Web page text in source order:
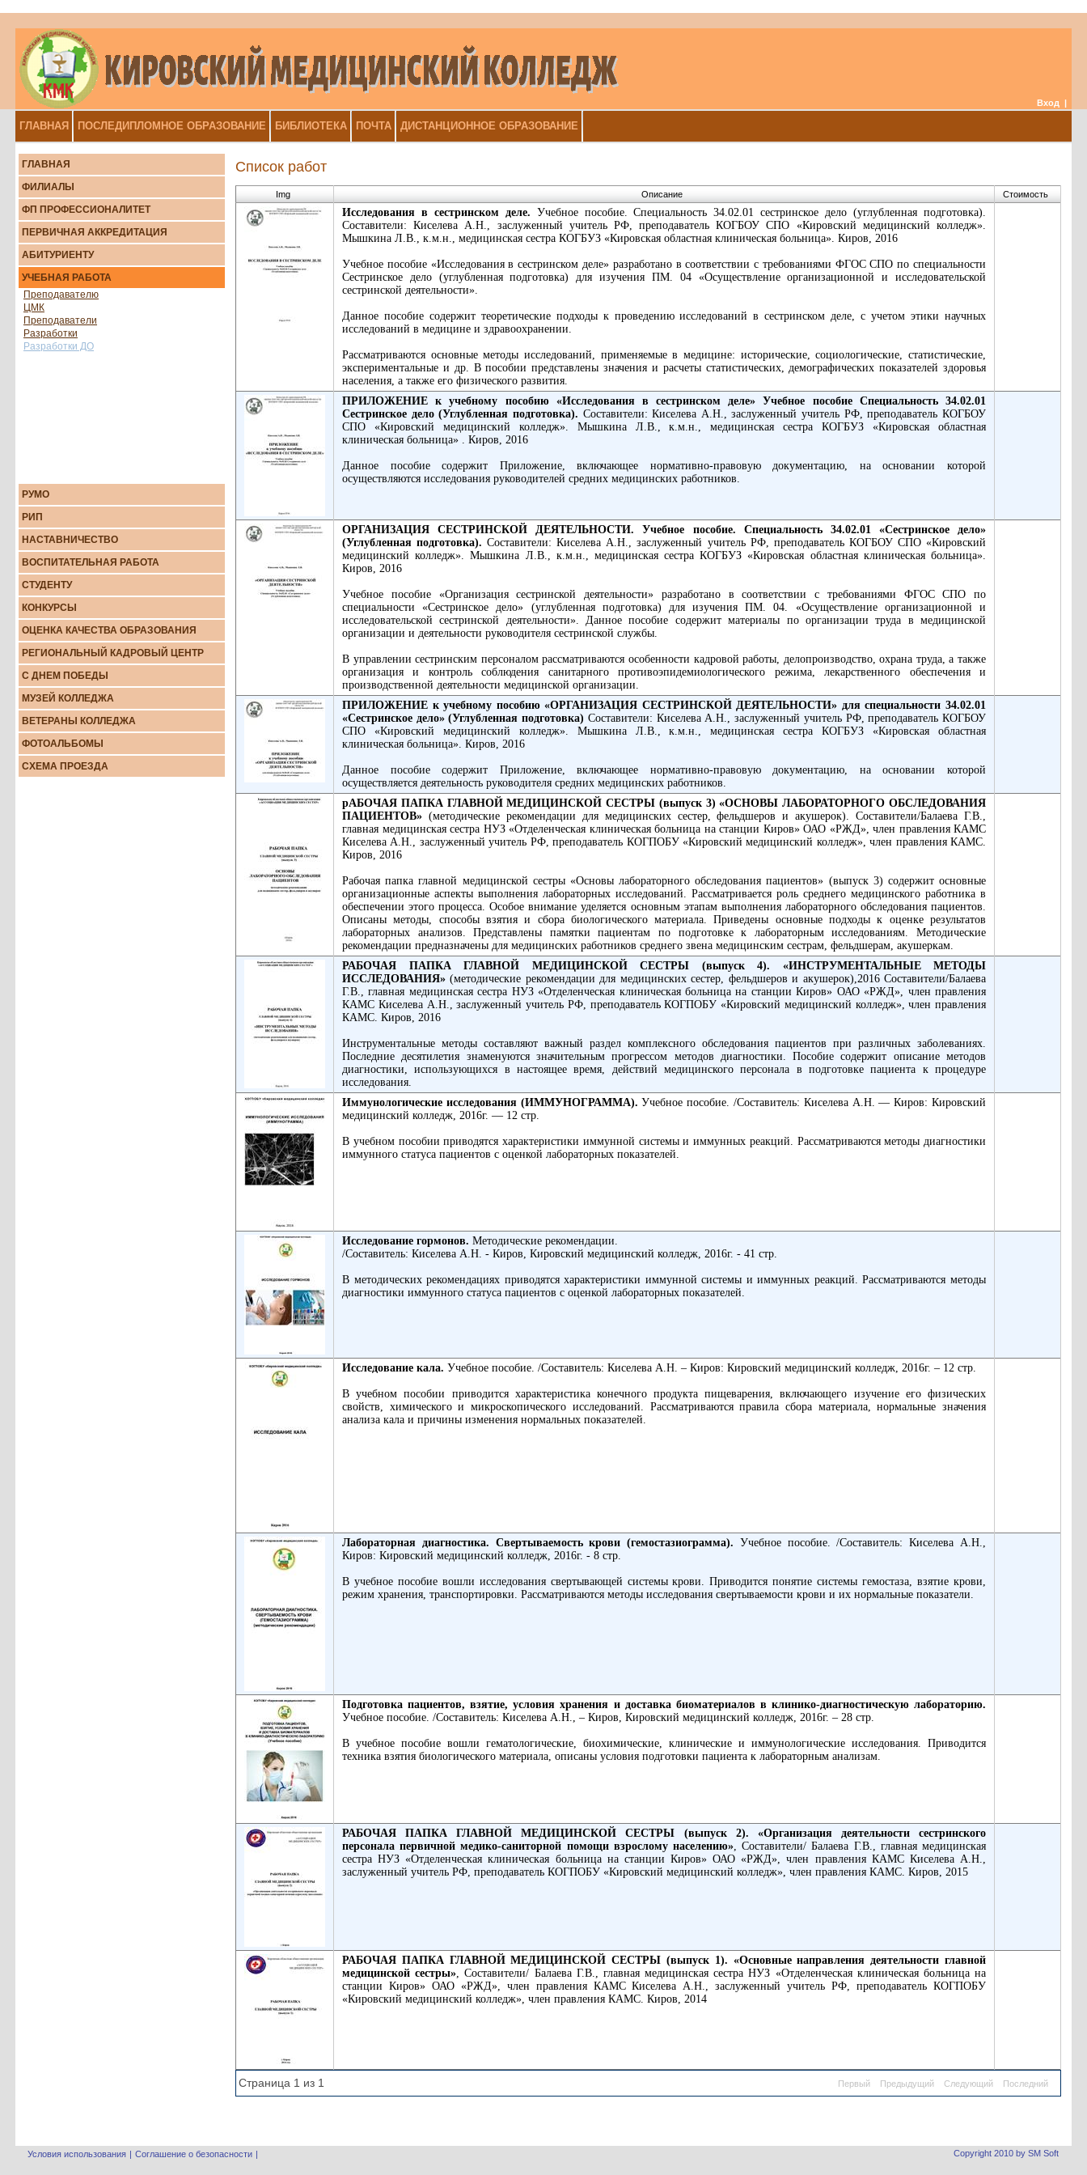
Вход |
ГЛАВНАЯ ПОСЛЕДИПЛОМНОЕ ОБРАЗОВАНИЕ БИБЛИОТЕКА ПОЧТА ДИСТАНЦИОННОЕ ОБРАЗОВАНИЕ
ГЛАВНАЯ
ФИЛИАЛЫ
ФП ПРОФЕССИОНАЛИТЕТ
ПЕРВИЧНАЯ АККРЕДИТАЦИЯ
АБИТУРИЕНТУ
УЧЕБНАЯ РАБОТА
Преподавателю
ЦМК
Преподаватели
Разработки
Разработки ДО
РУМО
РИП
НАСТАВНИЧЕСТВО
ВОСПИТАТЕЛЬНАЯ РАБОТА
СТУДЕНТУ
КОНКУРСЫ
ОЦЕНКА КАЧЕСТВА ОБРАЗОВАНИЯ
РЕГИОНАЛЬНЫЙ КАДРОВЫЙ ЦЕНТР
С ДНЕМ ПОБЕДЫ
МУЗЕЙ КОЛЛЕДЖА
ВЕТЕРАНЫ КОЛЛЕДЖА
ФОТОАЛЬБОМЫ
СХЕМА ПРОЕЗДА
Список работ
Img Описание Стоимость
Исследования в сестринском деле. Учебное пособие. Специальность 34.02.01 сестринское дело (углубленная подготовка).
Составители: Киселева А.Н., заслуженный учитель РФ, преподаватель КОГБОУ СПО «Кировский медицинский колледж».
Мышкина Л.В., к.м.н., медицинская сестра КОГБУЗ «Кировская областная клиническая больница». Киров, 2016
Учебное пособие «Исследования в сестринском деле» разработано в соответствии с требованиями ФГОС СПО по специальности
Сестринское дело (углубленная подготовка) для изучения ПМ. 04 «Осуществление организационной и исследовательской
сестринской деятельности».
Данное пособие содержит теоретические подходы к проведению исследований в сестринском деле, с учетом этики научных
исследований в медицине и здравоохранении.
Рассматриваются основные методы исследований, применяемые в медицине: исторические, социологические, статистические,
экспериментальные и др. В пособии представлены значения и расчеты статистических, демографических показателей здоровья
населения, а также его физического развития.
ПРИЛОЖЕНИЕк учебному пособию «Исследования в сестринском деле»Учебное пособие Специальность 34.02.01
Сестринское дело (Углубленная подготовка). Составители: Киселева А.Н., заслуженный учитель РФ, преподаватель КОГБОУ
СПО «Кировский медицинский колледж». Мышкина Л.В., к.м.н., медицинская сестра КОГБУЗ «Кировская областная
клиническая больница» . Киров, 2016
Данное пособие содержит Приложение, включающее нормативно-правовую документацию, на основании которой
осуществляются исследования руководителей средних медицинских работников.
ОРГАНИЗАЦИЯ СЕСТРИНСКОЙ ДЕЯТЕЛЬНОСТИ. Учебное пособие. Специальность 34.02.01 «Сестринское дело»
(Углубленная подготовка).Составители: Киселева А.Н., заслуженный учитель РФ, преподаватель КОГБОУ СПО «Кировский
медицинский колледж». Мышкина Л.В., к.м.н., медицинская сестра КОГБУЗ «Кировская областная клиническая больница».
Киров, 2016
Учебное пособие «Организация сестринской деятельности» разработано в соответствии с требованиями ФГОС СПО по
специальности «Сестринское дело» (углубленная подготовка) для изучения ПМ. 04. «Осуществление организационной и
исследовательской сестринской деятельности». Данное пособие содержит материалы по организации труда в медицинской
организации и деятельности руководителя сестринской службы.
В управлении сестринским персоналом рассматриваются особенности кадровой работы, делопроизводство, охрана труда, а также
организация и контроль соблюдения санитарного противоэпидемиологического режима, лекарственного обеспечения и
производственной деятельности медицинской организации.
ПРИЛОЖЕНИЕ к учебному пособию «ОРГАНИЗАЦИЯ СЕСТРИНСКОЙ ДЕЯТЕЛЬНОСТИ» для специальности 34.02.01
«Сестринское дело» (Углубленная подготовка) Составители: Киселева А.Н., заслуженный учитель РФ, преподаватель КОГБОУ
СПО «Кировский медицинский колледж». Мышкина Л.В., к.м.н., медицинская сестра КОГБУЗ «Кировская областная
клиническая больница». Киров, 2016
Данное пособие содержит Приложение, включающее нормативно-правовую документацию, на основании которой
осуществляется деятельность руководителя средних медицинских работников.
рАБОЧАЯ ПАПКА ГЛАВНОЙ МЕДИЦИНСКОЙ СЕСТРЫ (выпуск 3) «ОСНОВЫ ЛАБОРАТОРНОГО ОБСЛЕДОВАНИЯ
ПАЦИЕНТОВ» (методические рекомендации для медицинских сестер, фельдшеров и акушерок). Составители/Балаева Г.В.,
главная медицинская сестра НУЗ «Отделенческая клиническая больница на станции Киров» ОАО «РЖД», член правления КАМС
Киселева А.Н., заслуженный учитель РФ, преподаватель КОГПОБУ «Кировский медицинский колледж», член правления КАМС.
Киров, 2016
Рабочая папка главной медицинской сестры «Основы лабораторного обследования пациентов» (выпуск 3) содержит основные
организационные аспекты выполнения лабораторных исследований. Рассматривается роль среднего медицинского работника в
обеспечении этого процесса. Особое внимание уделяется основным этапам выполнения лабораторного обследования пациентов.
Описаны методы, способы взятия и сбора биологического материала. Приведены основные подходы к оценке результатов
лабораторных анализов. Представлены памятки пациентам по подготовке к лабораторным исследованиям. Методические
рекомендации предназначены для медицинских работников среднего звена медицинским сестрам, фельдшерам, акушеркам.
РАБОЧАЯ ПАПКА ГЛАВНОЙ МЕДИЦИНСКОЙ СЕСТРЫ (выпуск 4). «ИНСТРУМЕНТАЛЬНЫЕ МЕТОДЫ
ИССЛЕДОВАНИЯ»(методические рекомендации для медицинских сестер, фельдшеров и акушерок),2016 Составители/Балаева
Г.В., главная медицинская сестра НУЗ «Отделенческая клиническая больница на станции Киров» ОАО «РЖД», член правления
КАМС Киселева А.Н., заслуженный учитель РФ, преподаватель КОГПОБУ «Кировский медицинский колледж», член правления
КАМС. Киров, 2016
Инструментальные методы составляют важный раздел комплексного обследования пациентов при различных заболеваниях.
Последние десятилетия знаменуются значительным прогрессом методов диагностики. Пособие содержит описание методов
диагностики, использующихся в настоящее время, действий медицинского персонала в подготовке пациента к процедуре
исследования.
Иммунологические исследования (ИММУНОГРАММА).Учебное пособие. /Составитель: Киселева А.Н. ― Киров: Кировский
медицинский колледж, 2016г. ― 12 стр.
В учебном пособии приводятся характеристики иммунной системы и иммунных реакций. Рассматриваются методы диагностики
иммунного статуса пациентов с оценкой лабораторных показателей.
Исследование гормонов. Методические рекомендации.
/Составитель: Киселева А.Н. - Киров, Кировский медицинский колледж, 2016г. - 41 стр.
В методических рекомендациях приводятся характеристики иммунной системы и иммунных реакций. Рассматриваются методы
диагностики иммунного статуса пациентов с оценкой лабораторных показателей.
Исследование кала. Учебное пособие. /Составитель: Киселева А.Н. – Киров: Кировский медицинский колледж, 2016г. – 12 стр.
В учебном пособии приводится характеристика конечного продукта пищеварения, включающего изучение его физических
свойств, химического и микроскопического исследований. Рассматриваются правила сбора материала, нормальные значения
анализа кала и причины изменения нормальных показателей.
Лабораторная диагностика. Свертываемость крови (гемостазиограмма). Учебное пособие. /Составитель: Киселева А.Н.,
Киров: Кировский медицинский колледж, 2016г. - 8 стр.
В учебное пособие вошли исследования свертывающей системы крови. Приводится понятие системы гемостаза, взятие крови,
режим хранения, транспортировки. Рассматриваются методы исследования свертываемости крови и их нормальные показатели.
Подготовка пациентов, взятие, условия хранения и доставка биоматериалов в клинико-диагностическую лабораторию.
Учебное пособие. /Составитель: Киселева А.Н., – Киров, Кировский медицинский колледж, 2016г. – 28 стр.
В учебное пособие вошли гематологические, биохимические, клинические и иммунологические исследования. Приводится
техника взятия биологического материала, описаны условия подготовки пациента к лабораторным анализам.
РАБОЧАЯ ПАПКА ГЛАВНОЙ МЕДИЦИНСКОЙ СЕСТРЫ (выпуск 2). «Организация деятельности сестринского
персонала первичной медико-саниторной помощи взрослому населению», Составители/ Балаева Г.В., главная медицинская
сестра НУЗ «Отделенческая клиническая больница на станции Киров» ОАО «РЖД», член правления КАМС Киселева А.Н.,
заслуженный учитель РФ, преподаватель КОГПОБУ «Кировский медицинский колледж», член правления КАМС. Киров, 2015
РАБОЧАЯ ПАПКА ГЛАВНОЙ МЕДИЦИНСКОЙ СЕСТРЫ (выпуск 1). «Основные направления деятельности главной
медицинской сестры», Составители/ Балаева Г.В., главная медицинская сестра НУЗ «Отделенческая клиническая больница на
станции Киров» ОАО «РЖД», член правления КАМС Киселева А.Н., заслуженный учитель РФ, преподаватель КОГПОБУ
«Кировский медицинский колледж», член правления КАМС. Киров, 2014
Страница 1 из 1 Первый Предыдущий Следующий Последний
Условия использования | Соглашение о безопасности | Copyright 2010 by SM Soft